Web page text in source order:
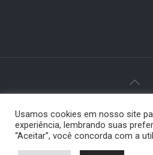
© 2024 Paiquerê - Todos os
Desenvolvido por
Usamos cookies em nosso site
experiência, lembrando suas
“Aceitar”, você concorda com a